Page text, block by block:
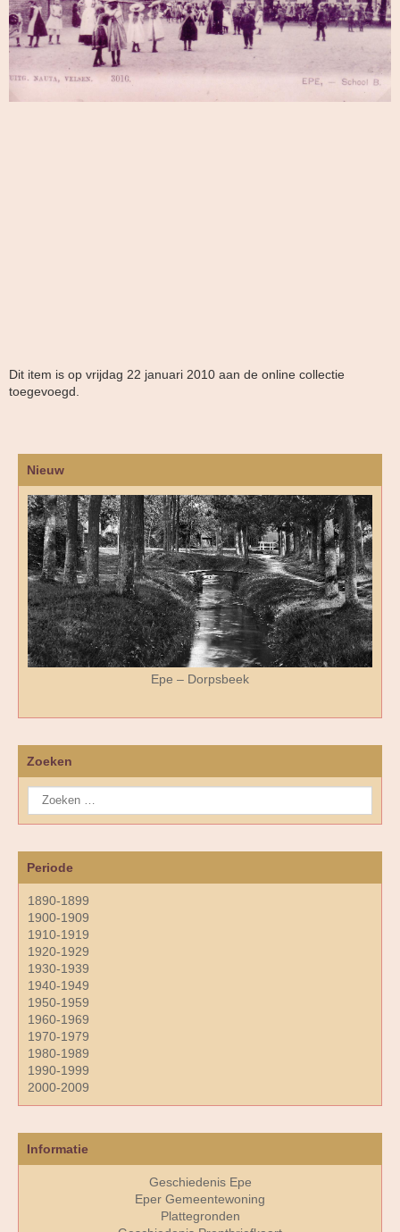
Dit item is op vrijdag 22 januari 2010 aan de online collectie
toegevoegd.
Nieuw
Epe – Dorpsbeek
Zoeken
Periode
1890-1899
1900-1909
1910-1919
1920-1929
1930-1939
1940-1949
1950-1959
1960-1969
1970-1979
1980-1989
1990-1999
2000-2009
Informatie
Geschiedenis Epe
Eper Gemeentewoning
Plattegronden